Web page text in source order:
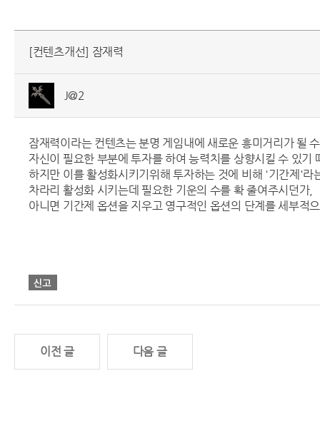
[컨텐츠개선] 잠재력
J@2
잠재력이라는 컨텐츠는 분명 게임내에 새로운 흥미거리가 될
자신이 필요한 부분에 투자를 하여 능력치를 상향시킬 수 있기
하지만 이를 활성화시키기위해 투자하는 것에 비해 '기간제'
차라리 활성화 시키는데 필요한 기운의 수를 확 줄여주시던가,
아니면 기간제 옵션을 지우고 영구적인 옵션의 단계를 세부적
이전 글 다음 글